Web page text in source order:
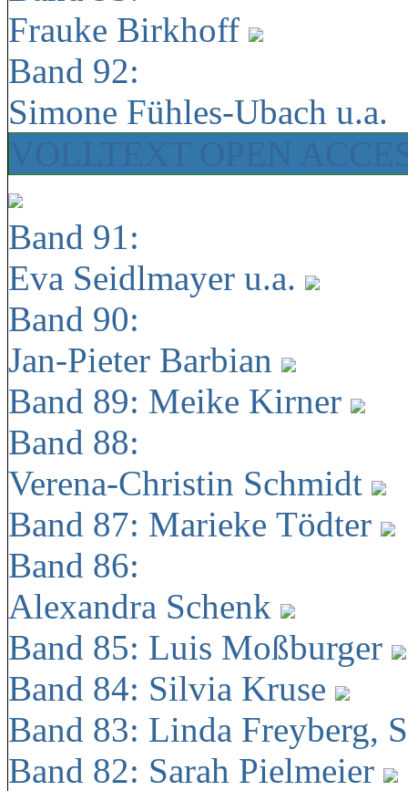
Frauke Birkhoff
Band 92:
Simone Fühles-Ubach u.a.
Band 91:
Eva Seidlmayer u.a.
Band 90:
Jan-Pieter Barbian
Band 89: Meike Kirner
Band 88:
Verena-Christin Schmidt
Band 87: Marieke Tödter
Band 86:
Alexandra Schenk
Band 85: Luis Moßburger
Band 84: Silvia Kruse
Band 83: Linda Freyberg,
Band 82: Sarah Pielmeier